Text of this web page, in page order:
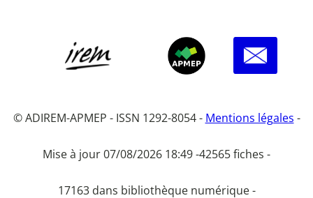
© ADIREM-APMEP - ISSN 1292-8054 - Mentions légales -
Mise à jour 07/08/2026 18:49 -42565 fiches -
17163 dans bibliothèque numérique -